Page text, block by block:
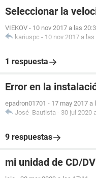
Seleccionar la
VIEKOV - 10 nov 2017 a las
kariuspc - 10 nov 2017 a las
1 respuesta
Error en la
epadron01701 - 17 may 2017 a
José_Bautista - 30 jul 2020
9 respuestas
mi unidad de CD/